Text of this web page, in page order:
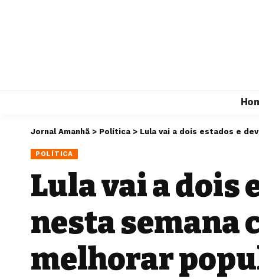
Jornal Amanhã > Política > Lula vai a dois estados e
POLÍTICA
Lula vai a dois
nesta semana
melhorar